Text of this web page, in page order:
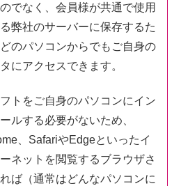
でなく、会員様が共通で使用
弊社のサーバーに保存するた
のパソコンからでもご自身の
にアクセスできます。
トをご自身のパソコンにイン
ルする必要がないため、
、SafariやEdgeといったイ
ネットを閲覧するブラウザさ
ば（通常はどんなパソコンに